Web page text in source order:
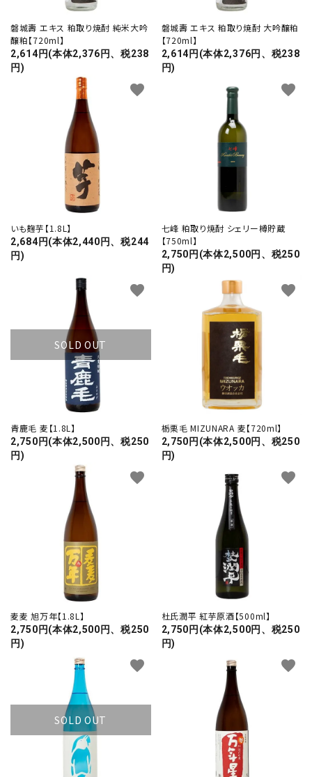
磐城壽 エキス 粕取り焼酎 純米大吟
醸粕【720ml】
2,614円(本体2,376円、税238
円)
磐城壽 エキス 粕取り焼酎 大吟醸粕
【720ml】
2,614円(本体2,376円、税238
円)
いも麹芋【1.8L】
2,684円(本体2,440円、税244
円)
favorite
七峰 粕取り焼酎 シェリー樽貯蔵
【750ml】
2,750円(本体2,500円、税250
円)
favorite
SOLD OUT
青鹿毛 麦【1.8L】
2,750円(本体2,500円、税250
円)
favorite
栃栗毛 MIZUNARA 麦【720ml】
2,750円(本体2,500円、税250
円)
favorite
麦麦 旭万年【1.8L】
2,750円(本体2,500円、税250
円)
favorite
杜氏潤平 紅芋原酒【500ml】
2,750円(本体2,500円、税250
円)
favorite
SOLD OUT
favorite favorite